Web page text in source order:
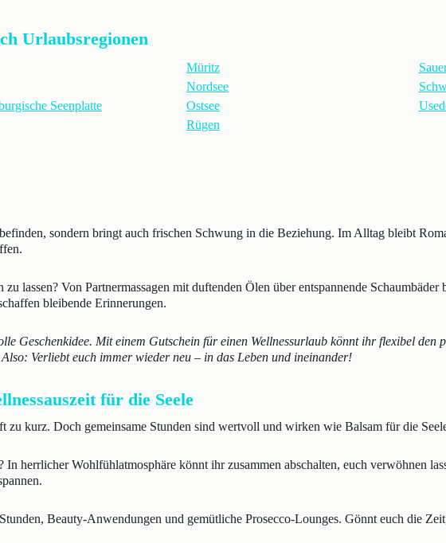
Urlaubsregionen
Seenplatte
Müritz
Nordsee
Ostsee
Rügen
sondern bringt auch frischen Schwung in die Beziehung. Im Alltag bleibt
lassen? Von Partnermassagen mit duftenden Ölen über entspannende
bleibende Erinnerungen.
Geschenkidee. Mit einem Gutschein für einen Wellnessurlaub könnt ihr flexibel den
Verliebt euch immer wieder neu – in das Leben und ineinander!
für die Seele
kurz. Doch gemeinsame Stunden sind wertvoll und wirken wie Balsam für die
In herrlicher Wohlfühlatmosphäre könnt ihr zusammen abschalten, euch verwöhnen
Beauty-Anwendungen und gemütliche Prosecco-Lounges. Gönnt euch die